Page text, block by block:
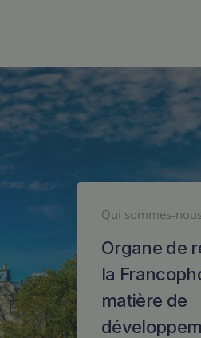
Qui sommes-
Organe de
la
matière de